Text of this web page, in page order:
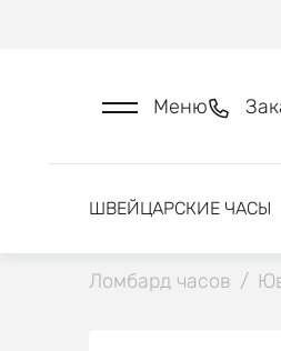
Меню
ШВЕЙЦАРСКИЕ ЧАСЫ
Ломбард часов /